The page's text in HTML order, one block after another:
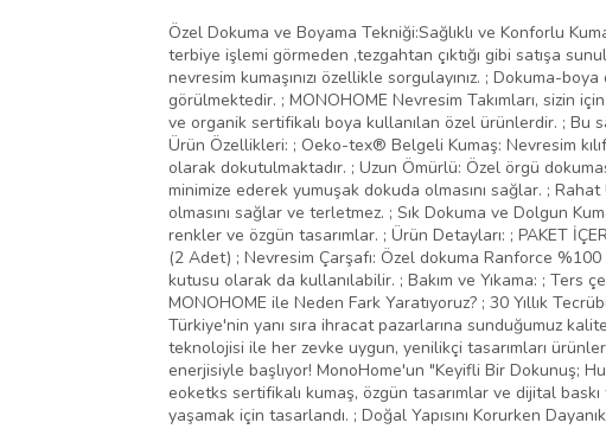
Özel Dokuma ve Boyama Tekniği:Sağlıklı ve Konforlu
terbiye işlemi görmeden ,tezgahtan çıktığı gibi satışa
nevresim kumaşınızı özellikle sorgulayınız. ; Dokuma-
görülmektedir. ; MONOHOME Nevresim Takımları, sizin
ve organik sertifikalı boya kullanılan özel ürünlerdir. ; Bu
Ürün Özellikleri: ; Oeko-tex® Belgeli Kumaş: Nevresim
olarak dokutulmaktadır. ; Uzun Ömürlü: Özel örgü
minimize ederek yumuşak dokuda olmasını sağlar. ;
olmasını sağlar ve terletmez. ; Sık Dokuma ve Dolgun
renkler ve özgün tasarımlar. ; Ürün Detayları: ; PAKET
(2 Adet) ; Nevresim Çarşafı: Özel dokuma Ranforce
kutusu olarak da kullanılabilir. ; Bakım ve Yıkama: ; Ters
MONOHOME ile Neden Fark Yaratıyoruz? ; 30 Yıllık
Türkiye'nin yanı sıra ihracat pazarlarına sunduğumuz
teknolojisi ile her zevke uygun, yenilikçi tasarımları
enerjisiyle başlıyor! MonoHome'un "Keyifli Bir Dokunuş;
eoketks sertifikalı kumaş, özgün tasarımlar ve dijital
yaşamak için tasarlandı. ; Doğal Yapısını Korurken